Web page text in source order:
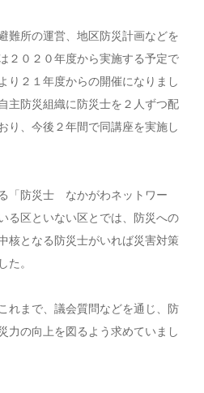
難所の運営、地区防災計画などを
２０２０年度から実施する予定で
り２１年度からの開催になりまし
主防災組織に防災士を２人ずつ配
り、今後２年間で同講座を実施し
「防災士 なかがわネットワー
る区といない区とでは、防災への
核となる防災士がいれば災害対策
た。
れまで、議会質問などを通じ、防
力の向上を図るよう求めていまし